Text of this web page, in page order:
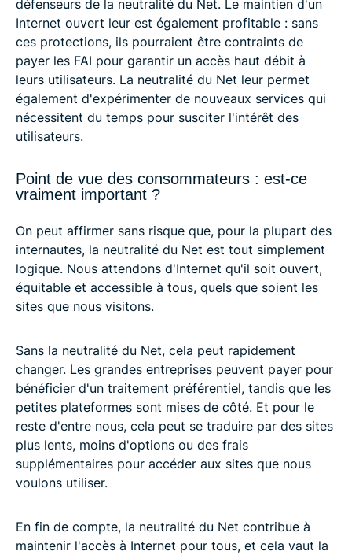
défenseurs de la neutralité du Net. Le maintien d'un
Internet ouvert leur est également profitable : sans
ces protections, ils pourraient être contraints de
payer les FAI pour garantir un accès haut débit à
leurs utilisateurs. La neutralité du Net leur permet
également d'expérimenter de nouveaux services qui
nécessitent du temps pour susciter l'intérêt des
utilisateurs.
Point de vue des consommateurs : est-ce
vraiment important ?
On peut affirmer sans risque que, pour la plupart des
internautes, la neutralité du Net est tout simplement
logique. Nous attendons d'Internet qu'il soit ouvert,
équitable et accessible à tous, quels que soient les
sites que nous visitons.
Sans la neutralité du Net, cela peut rapidement
changer. Les grandes entreprises peuvent payer pour
bénéficier d'un traitement préférentiel, tandis que les
petites plateformes sont mises de côté. Et pour le
reste d'entre nous, cela peut se traduire par des sites
plus lents, moins d'options ou des frais
supplémentaires pour accéder aux sites que nous
voulons utiliser.
En fin de compte, la neutralité du Net contribue à
maintenir l'accès à Internet pour tous, et cela vaut la